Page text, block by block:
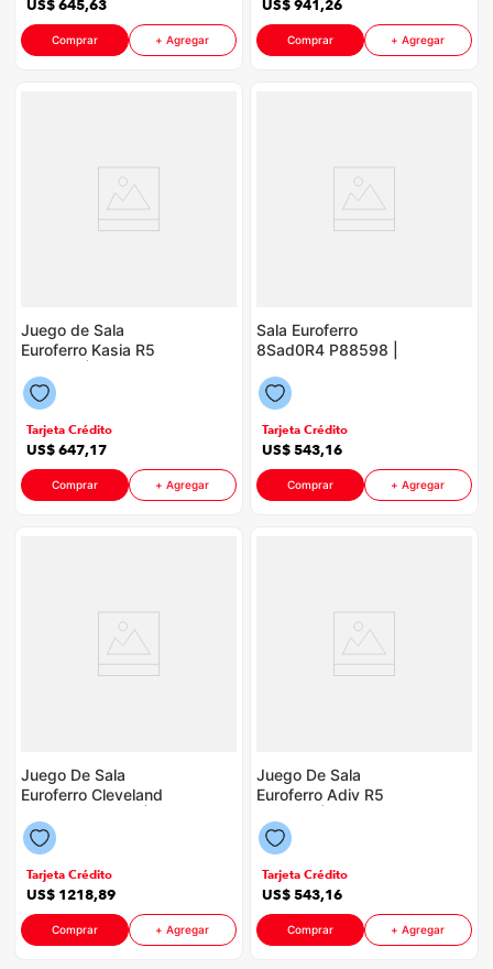
US$645,63
Comprar + Agregar
US$941,26
Comprar + Agregar
Juego de Sala
Euroferro Kasia R5
Chocolate
Tarjeta Crédito
US$647,17
Comprar + Agregar
Sala Euroferro
8Sad0R4 P88598 |
Tarjeta Crédito
US$543,16
Comprar + Agregar
Juego De Sala
Euroferro Cleveland
Puestos Color Beige
Tarjeta Crédito
US$ 1218,89
Comprar + Agregar
Juego De Sala
Euroferro Adiv R5
Chocolate
Tarjeta Crédito
US$543,16
Comprar + Agregar